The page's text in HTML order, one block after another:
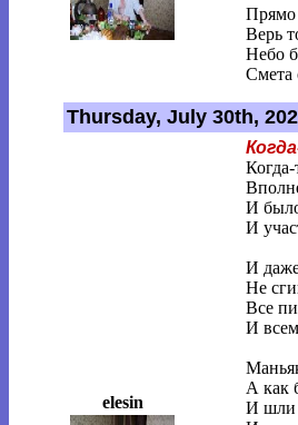
Прямо
Верь
Небо
Смета
Thursday, July 30th,
elesin
И
И
И
Не
Все
И всем
А как
И шли